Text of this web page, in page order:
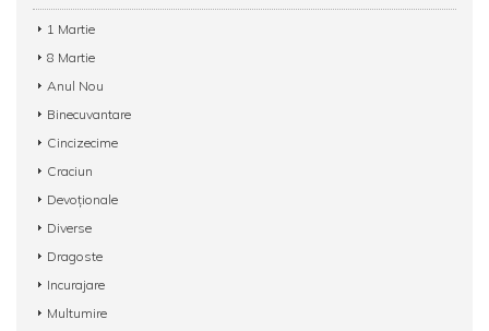
1 Martie
8 Martie
Anul Nou
Binecuvantare
Cincizecime
Craciun
Devoționale
Diverse
Dragoste
Incurajare
Multumire